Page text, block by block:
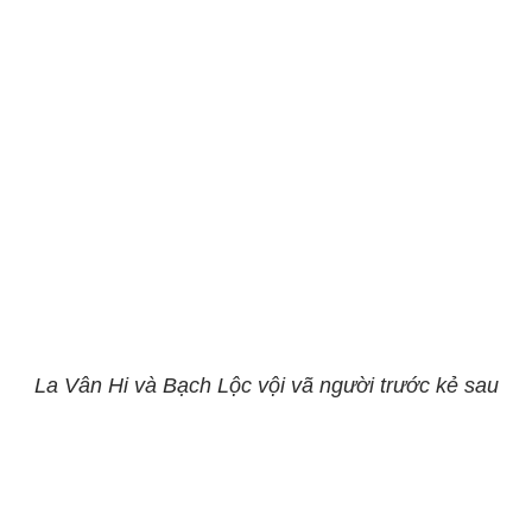
La Vân Hi và Bạch Lộc vội vã người trước kẻ sau